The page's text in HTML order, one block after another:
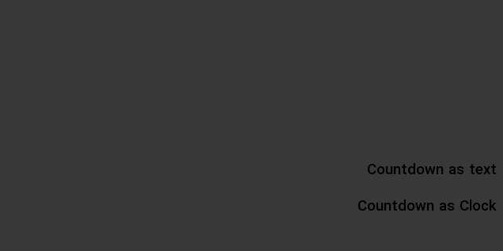
Countdown as text
Countdown as Clock